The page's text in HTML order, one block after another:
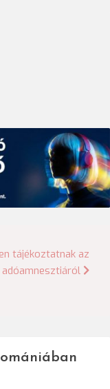
tájékoztatnak az
adóamnesztiáról